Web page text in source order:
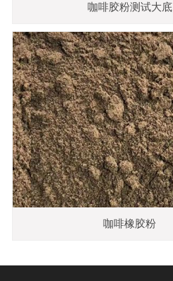
咖啡胶粉测试大底
咖啡橡胶粉